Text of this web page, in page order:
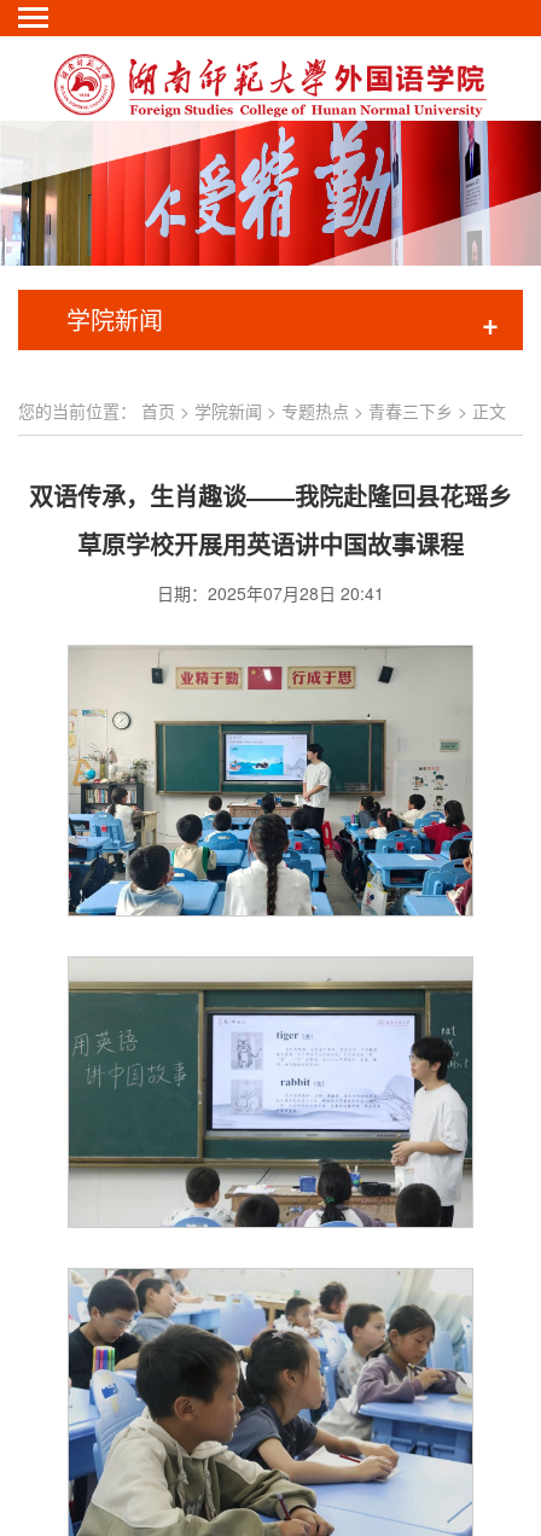
学院新闻 +
您的当前位置： 首页 > 学院新闻 > 专题热点 > 青春三下乡 > 正文
双语传承，生肖趣谈——我院赴隆回县花瑶乡
草原学校开展用英语讲中国故事课程
日期：2025年07月28日 20:41